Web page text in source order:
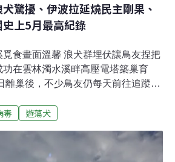
驚擾、伊波拉延燒民主剛果、
上5月最高紀錄
食畫面溫馨 浪犬群埋伏讓鳥友捏把
在雲林濁水溪畔高壓電塔築巢育
離巢後，不少鳥友仍每天前往追蹤拍
犬虎視眈眈，鳥友們透過保育團體、
部分縣府已請農民放置誘捕籠，持續
要任意餵食、棄養。（自由時報報
毒 遊蕩犬